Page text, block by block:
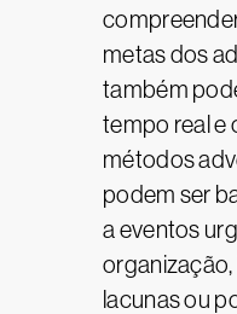
metas dos
também
tempo real e
métodos
podem ser
a eventos
lacunas ou